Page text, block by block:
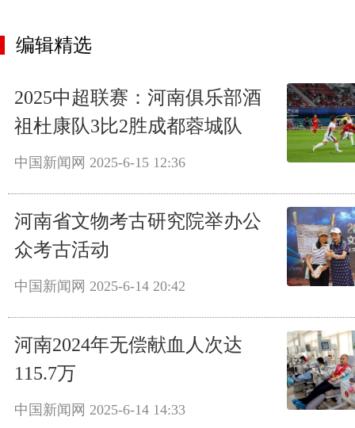
编辑精选
2025中超联赛：河南俱乐部酒
祖杜康队3比2胜成都蓉城队
中国新闻网 2025-6-15 12:36
河南省文物考古研究院举办公
众考古活动
中国新闻网 2025-6-14 20:42
河南2024年无偿献血人次达
115.7万
中国新闻网 2025-6-14 14:33